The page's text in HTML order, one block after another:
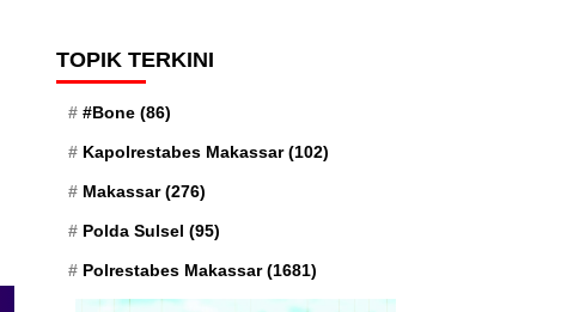
TOPIK TERKINI
#Bone (86)
Kapolrestabes Makassar(102)
Makassar(276)
Polda Sulsel (95)
Polrestabes Makassar(1681)